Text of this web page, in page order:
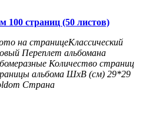
100 страниц (50 листов)
на страницеКлассический
Переплет альбомана
разные Количество страниц
альбома ШxВ (см) 29*29
Страна